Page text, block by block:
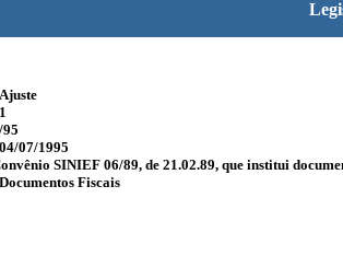
Ajuste
1
/95
04/07/1995
SINIEF 06/89, de 21.02.89, que institui
Documentos Fiscais